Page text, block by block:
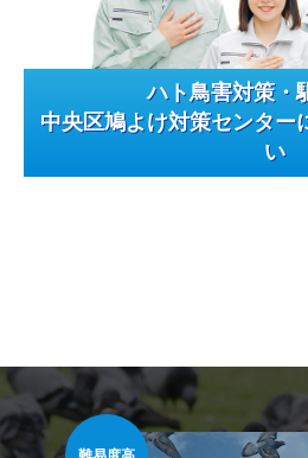
ハト鳥害対策・
中央区鳩よけ対策センター
い